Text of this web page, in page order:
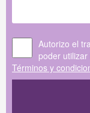
Autorizo el
poder
Términos y